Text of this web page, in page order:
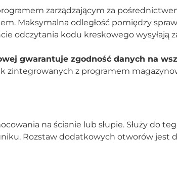
zarządzającym za
Maksymalna odległość pomiędzy
odczytania kodu kreskowego
gwarantuje zgodność danych na
zintegrowanych z programem
na ścianie lub słupie. Służy do
Rozstaw dodatkowych otworów